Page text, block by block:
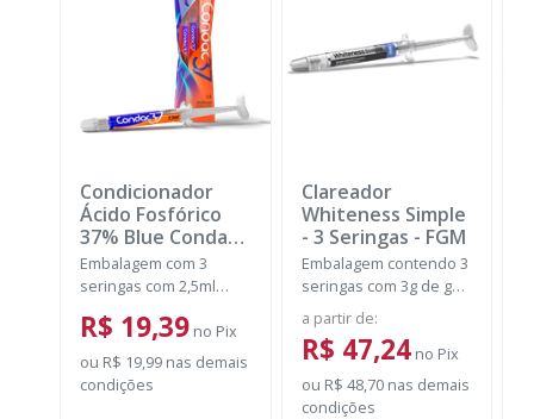
Condicionador
Ácido Fosfórico
37% Blue Condac-
FGM
Embalagem com 3
seringas com 2,5ml
para aplicação.
R$ 19,39 no Pix
ou R$ 19,99 nas demais
condições
Clareador
Whiteness Simple
- 3 Seringas - FGM
Embalagem contendo 3
seringas com 3g de gel
cada uma.
a partir de:
R$ 47,24 no Pix
ou R$ 48,70nas demais
condições